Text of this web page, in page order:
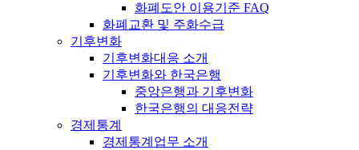
화폐도안 이용기준 FAQ
화폐교환 및 주화수급
기후변화
기후변화대응 소개
기후변화와 한국은행
중앙은행과 기후변화
한국은행의 대응전략
경제통계
경제통계업무 소개